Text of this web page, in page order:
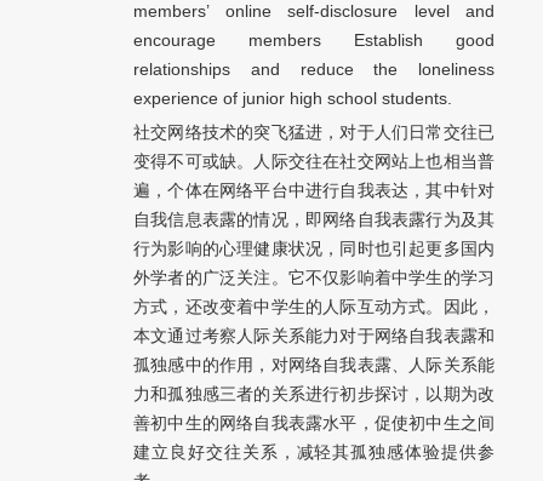
members’ online self-disclosure level and
encourage members Establish good
relationships and reduce the loneliness
experience of junior high school students.
社交网络技术的突飞猛进，对于人们日常交往已
变得不可或缺。人际交往在社交网站上也相当普
遍，个体在网络平台中进行自我表达，其中针对
自我信息表露的情况，即网络自我表露行为及其
行为影响的心理健康状况，同时也引起更多国内
外学者的广泛关注。它不仅影响着中学生的学习
方式，还改变着中学生的人际互动方式。因此，
本文通过考察人际关系能力对于网络自我表露和
孤独感中的作用，对网络自我表露、人际关系能
力和孤独感三者的关系进行初步探讨，以期为改
善初中生的网络自我表露水平，促使初中生之间
建立良好交往关系，减轻其孤独感体验提供参